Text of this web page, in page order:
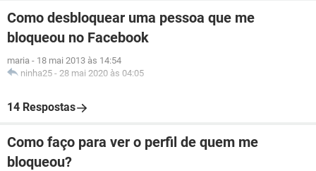
Como desbloquear uma pessoa que me
bloqueou no Facebook
maria - 18 mai 2013 às 14:54
ninha25 - 28 mai 2020 às 04:05
14 Respostas
Como faço para ver o perfil de quem me
bloqueou?